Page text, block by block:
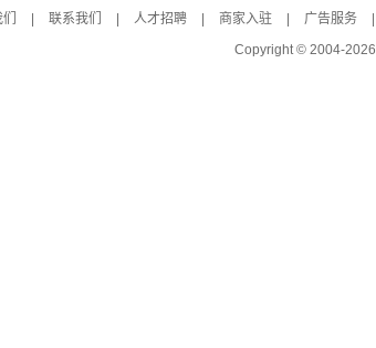
联系我们 人才招聘 商家入驻 广告服务
Copyright © 2004-2026